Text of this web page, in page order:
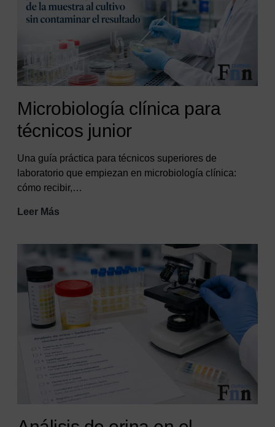
Microbiología clínica para
técnicos junior
Una guía práctica para técnicos superiores de
laboratorio que empiezan en microbiología clínica:
cómo recibir,…
Leer Más
junior